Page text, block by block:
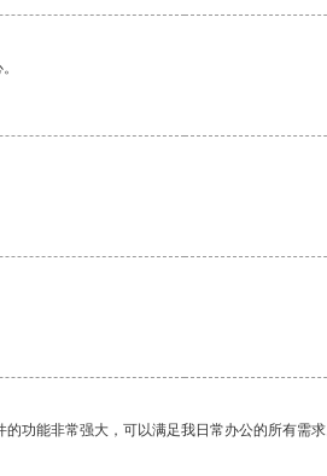
功能非常强大，可以满足我日常办公的所有需